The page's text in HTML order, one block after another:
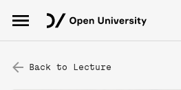
Back to Lecture